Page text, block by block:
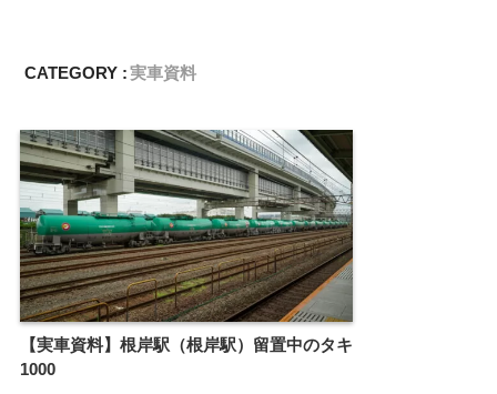
CATEGORY :実車資料
【実車資料】根岸駅（根岸駅）留置中のタキ
1000